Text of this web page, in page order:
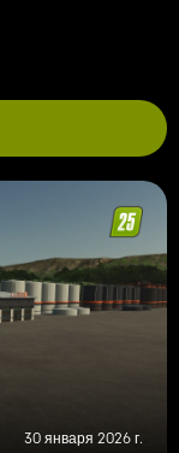
30 января 2026 г.